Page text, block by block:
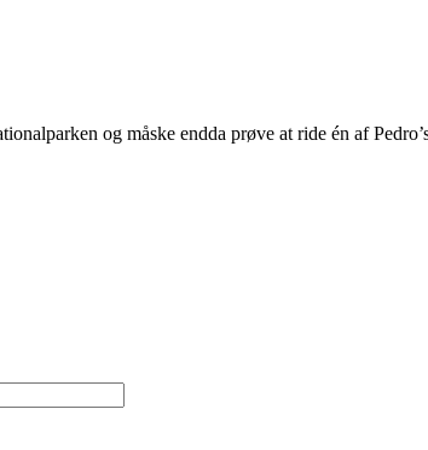
og måske endda prøve at ride én af